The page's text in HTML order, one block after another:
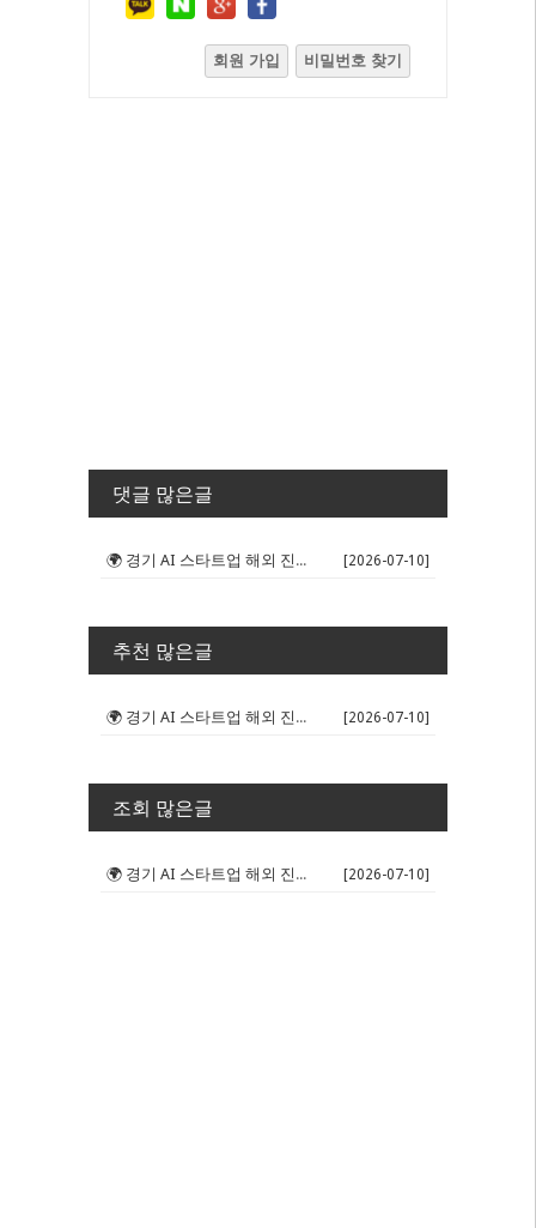
회원 가입 비밀번호 찾기
댓글 많은글
🌍 경기 AI 스타트업 해외 진출 판... [2026-07-10]
추천 많은글
🌍 경기 AI 스타트업 해외 진출 판... [2026-07-10]
조회 많은글
🌍 경기 AI 스타트업 해외 진출 판... [2026-07-10]